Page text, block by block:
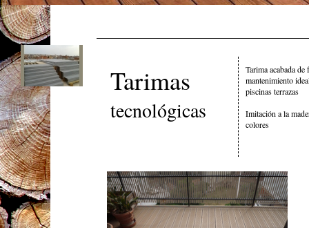
Tarimas
tecnológicas
Tarima acabada de
mantenimiento
piscinas terrazas
Imitación a la
colores